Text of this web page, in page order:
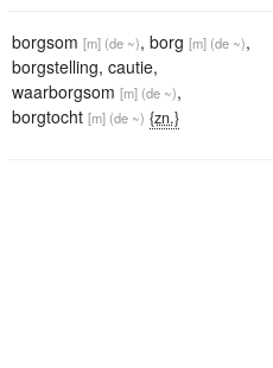
borgsom [m] (de ~), borg [m] (de ~),
borgstelling, cautie,
waarborgsom [m] (de ~),
borgtocht [m] (de ~) {zn.}